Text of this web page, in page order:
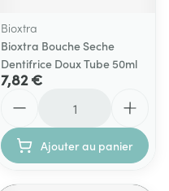
Bioxtra
Bioxtra Bouche Seche
Dentifrice Doux Tube 50ml
7,82 €
Ajouter au panier